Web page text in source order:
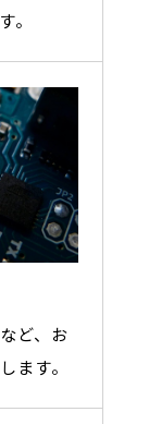
。
ど、お
ます。